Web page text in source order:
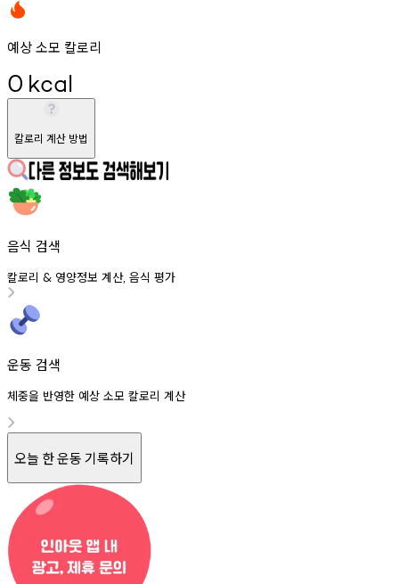
예상 소모 칼로리
0 kcal
칼로리 계산 방법
음식 검색
칼로리 & 영양정보 계산, 음식 평가
운동 검색
체중을 반영한 예상 소모 칼로리 계산
오늘 한 운동 기록하기